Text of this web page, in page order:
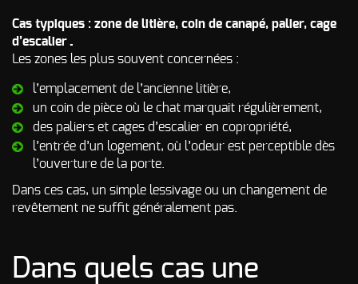
Cas typiques : zone de litière, coin de canapé, palier, cage
d’escalier…
Les zones les plus souvent concernées :
l’emplacement de l’ancienne litière,
un coin de pièce où le chat marquait régulièrement,
des paliers et cages d’escalier en copropriété,
l’entrée d’un logement, où l’odeur est perceptible dès
l’ouverture de la porte.
Dans ces cas, un simple lessivage ou un changement de
revêtement ne suffit généralement pas.
Dans quels cas une